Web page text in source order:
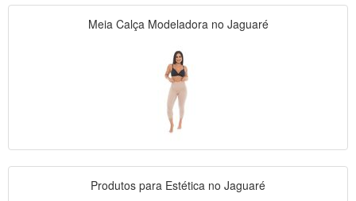
Meia Calça Modeladora no Jaguaré
Produtos para Estética no Jaguaré